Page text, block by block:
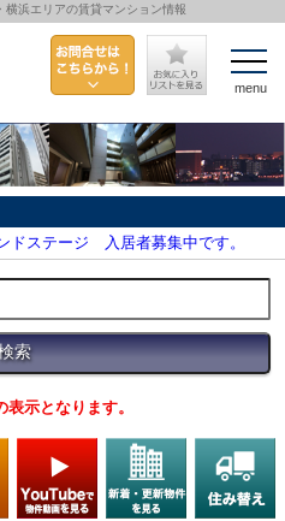
横浜エリアの賃貸マンション情報
ドステージ 入居者募集中です。
示となります。
menu